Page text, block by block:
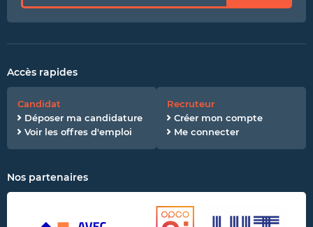
Accès rapides
Candidat
Déposer ma candidature
Voir les offres d'emploi
Recruteur
Créer mon compte
Me connecter
Nos partenaires